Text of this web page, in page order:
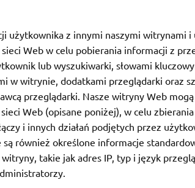
użytkownika z innymi naszymi witrynami i
Web w celu pobierania informacji z
lub wyszukiwarki, słowami
w witrynie, dodatkami przeglądarki oraz
przeglądarki. Nasze witryny Web
Web (opisane poniżej), w celu
i innych działań podjętych przez
również określone informacje
takie jak adres IP, typ i język